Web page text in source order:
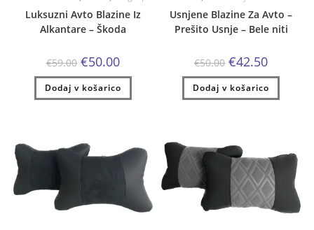
Luksuzni Avto Blazine Iz
Alkantare – Škoda
€59.00 Izvirna
cena
je
bila:
€59.00.
€50.00Trenutna
cena
je:
€50.00.
Dodaj v košarico
Usnjene Blazine Za Avto –
Prešito Usnje – Bele niti
€50.00 Izvirna
cena
je
bila:
€50.00.
€42.50Trenutna
je:
€42.50.
Dodaj v košarico